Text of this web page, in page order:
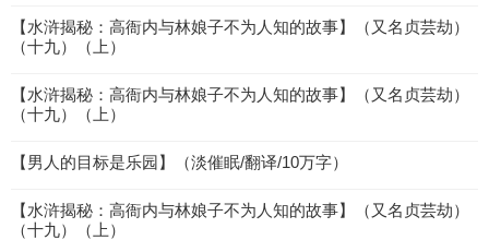
【水浒揭秘：高衙内与林娘子不为人知的故事】（又名贞芸劫）
（十九）（上）
【水浒揭秘：高衙内与林娘子不为人知的故事】（又名贞芸劫）
（十九）（上）
【男人的目标是乐园】（淡催眠/翻译/10万字）
【水浒揭秘：高衙内与林娘子不为人知的故事】（又名贞芸劫）
（十九）（上）